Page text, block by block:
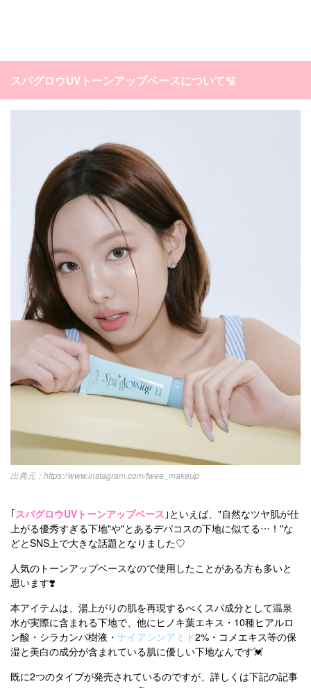
スパグロウUVトーンアップベースについて🫧
https://www.instagram.com/fwee_makeup
｢スパグロウUVトーンアップベース ｣といえば、"自然なツヤ肌が仕
上がる優秀すぎる下地"や"とあるデパコスの下地に似てる…！"な
どとSNS上で大きな話題となりました♡
人気のトーンアップベースなので使用したことがある方も多いと
思います❣️
本アイテムは、湯上がりの肌を再現するべくスパ成分として温泉
水が実際に含まれる下地で、他にヒノキ葉エキス・10種ヒアルロ
ン酸・シラカンバ樹液・ ナイアシンアミド2%・コメエキス等の保
湿と美白の成分が含まれている肌に優しい下地なんです💓
既に2つのタイプが発売されているのですが、詳しくは下記の記事